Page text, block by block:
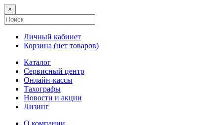
×
Личный кабинет
Корзина (нет товаров)
Каталог
Сервисный центр
Онлайн-кассы
Тахографы
Новости и акции
Лизинг
О компании